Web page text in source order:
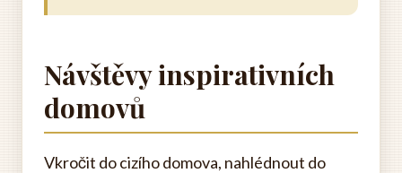
Návštěvy inspirativních
domovů
Vkročit do cizího domova, nahlédnout do